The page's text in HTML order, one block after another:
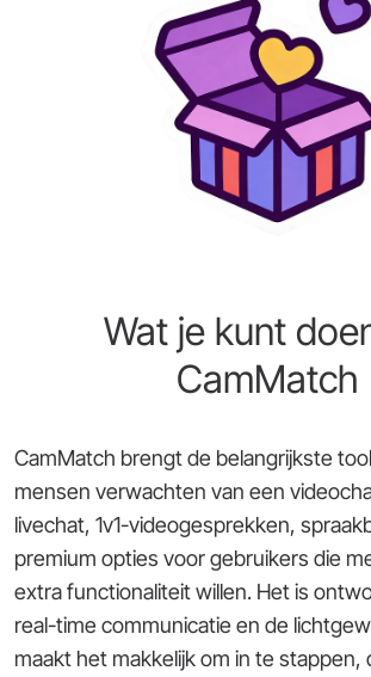
Wat je kunt
CamMatch
CamMatch brengt de belangrijkste
mensen verwachten van een
livechat, 1v1-videogesprekken,
premium opties voor gebruikers die
extra functionaliteit willen. Het is
real-time communicatie en de
maakt het makkelijk om in te stappen,